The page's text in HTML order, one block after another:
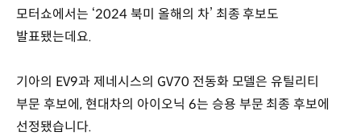
모터쇼에서는 ‘2024 북미 올해의 차’ 최종 후보도
발표됐는데요.
기아의 EV9과 제네시스의 GV70 전동화 모델은 유틸리티
부문 후보에, 현대차의 아이오닉 6는 승용 부문 최종 후보에
선정됐습니다.